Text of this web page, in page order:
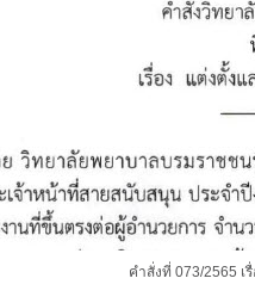
คำสั่งที่ 073/2565